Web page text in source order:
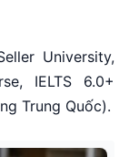
University,
IELTS 6.0+
Trung Quốc).